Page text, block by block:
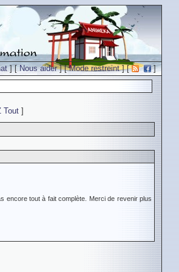
] [Nous aider] [Mode restreint] [ ]
Tout ]
encore tout à fait complète. Merci de revenir plus